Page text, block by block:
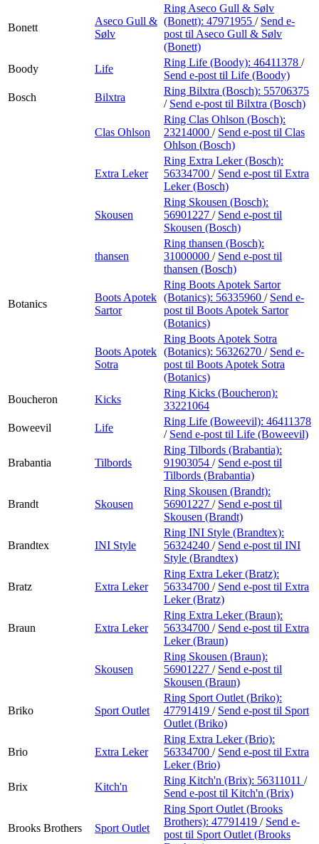
Bonett
Aseco Gull &
Sølv
Ring Aseco Gull & Sølv
(Bonett): 47971955 / Send e-
post til Aseco Gull & Sølv
(Bonett)
Boody
Life
Ring Life (Boody): 46411378 /
Send e-post til Life (Boody)
Bosch
Bilxtra
Ring Bilxtra (Bosch): 55706375
/ Send e-post til Bilxtra (Bosch)
Clas Ohlson
Ring Clas Ohlson (Bosch):
23214000 / Send e-post til Clas
Ohlson (Bosch)
Extra Leker
Ring Extra Leker (Bosch):
56334700 / Send e-post til Extra
Leker (Bosch)
Skousen
Ring Skousen (Bosch):
56901227 / Send e-post til
Skousen (Bosch)
thansen
Ring thansen (Bosch):
31000000 / Send e-post til
thansen (Bosch)
Botanics
Boots Apotek
Sartor
Ring Boots Apotek Sartor
(Botanics): 56335960 / Send e-
post til Boots Apotek Sartor
(Botanics)
Boots Apotek
Sotra
Ring Boots Apotek Sotra
(Botanics): 56326270 / Send e-
post til Boots Apotek Sotra
(Botanics)
Boucheron
Kicks
Ring Kicks (Boucheron):
33221064
Boweevil
Life
Ring Life (Boweevil): 46411378
/ Send e-post til Life (Boweevil)
Brabantia Tilbords
Ring Tilbords (Brabantia):
91903054 / Send e-post til
Tilbords (Brabantia)
Brandt Skousen
Ring Skousen (Brandt):
56901227 / Send e-post til
Skousen (Brandt)
Brandtex INI Style
Ring INI Style (Brandtex):
56324240 / Send e-post til INI
Style (Brandtex)
Bratz Extra Leker
Ring Extra Leker (Bratz):
56334700 / Send e-post til Extra
Leker (Bratz)
Braun Extra Leker
Ring Extra Leker (Braun):
56334700 / Send e-post til Extra
Leker (Braun)
Skousen
Ring Skousen (Braun):
56901227 / Send e-post til
Skousen (Braun)
Briko Sport Outlet
Ring Sport Outlet (Briko):
47791419 / Send e-post til Sport
Outlet (Briko)
Brio Extra Leker
Ring Extra Leker (Brio):
56334700 / Send e-post til Extra
Leker (Brio)
Brix
Kitch'n
Ring Kitch'n (Brix): 56311011 /
Send e-post til Kitch'n (Brix)
Brooks Brothers Sport Outlet
Ring Sport Outlet (Brooks
Brothers): 47791419 / Send e-
post til Sport Outlet (Brooks